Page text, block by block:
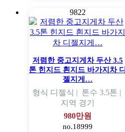
9822
저렴한 중고지게차 두산 3.5
톤 힌지드 흰지드 바가지차 디
젤지게…
형식 디젤식 | 톤수 3.5톤 |
지역 경기
980만원
no.18999